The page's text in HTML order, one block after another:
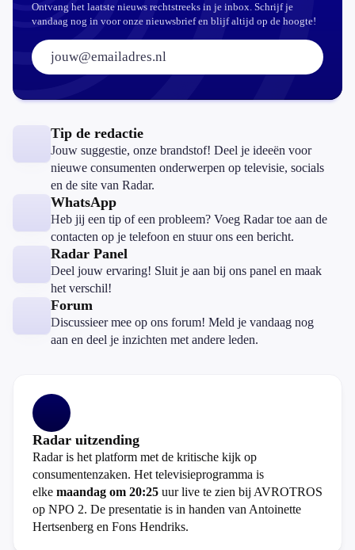
Ontvang het laatste nieuws rechtstreeks in je inbox. Schrijf je
vandaag nog in voor onze nieuwsbrief en blijf altijd op de hoogte!
E-mailadres:
Tip de redactie
Jouw suggestie, onze brandstof! Deel je ideeën voor
nieuwe consumenten onderwerpen op televisie, socials
en de site van Radar.
WhatsApp
Heb jij een tip of een probleem? Voeg Radar toe aan de
contacten op je telefoon en stuur ons een bericht.
Radar Panel
Deel jouw ervaring! Sluit je aan bij ons panel en maak
het verschil!
Forum
Discussieer mee op ons forum! Meld je vandaag nog
aan en deel je inzichten met andere leden.
Radar uitzending
Radar is het platform met de kritische kijk op
consumentenzaken. Het televisieprogramma is
elke maandag om 20:25 uur live te zien bij AVROTROS
op NPO 2. De presentatie is in handen van Antoinette
Hertsenberg en Fons Hendriks.